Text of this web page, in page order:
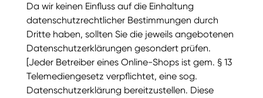
Da wir keinen Einfluss auf die Einhaltung
datenschutzrechtlicher Bestimmungen durch
Dritte haben, sollten Sie die jeweils angebotenen
Datenschutzerklärungen gesondert prüfen.
[Jeder Betreiber eines Online-Shops ist gem. § 13
Telemediengesetz verpflichtet, eine sog.
Datenschutzerklärung bereitzustellen. Diese